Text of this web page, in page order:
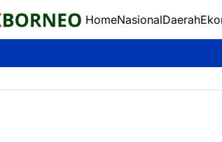
HomeNasionalDaerah
Stand DKOP